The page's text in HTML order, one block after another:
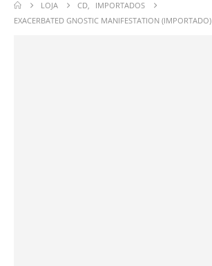
LOJA CD
IMPORTADOS
EXACERBATED GNOSTIC MANIFESTATION (IMPORTADO)